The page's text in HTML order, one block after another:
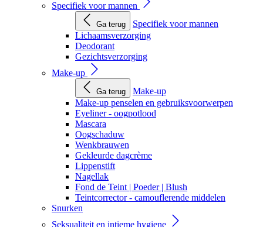
Specifiek voor mannen
Ga terug
Specifiek voor mannen
Lichaamsverzorging
Deodorant
Gezichtsverzorging
Make-up
Ga terug
Make-up
Make-up penselen en gebruiksvoorwerpen
Eyeliner - oogpotlood
Mascara
Oogschaduw
Wenkbrauwen
Gekleurde dagcrème
Lippenstift
Nagellak
Fond de Teint | Poeder | Blush
Teintcorrector - camouflerende middelen
Snurken
Seksualiteit en intieme hygiene